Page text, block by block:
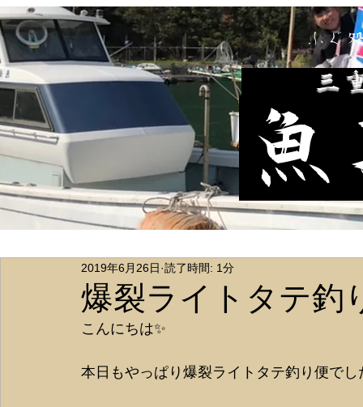
ふぐ
三重
爆裂ライトタテ釣
2019年6月26日 読了時間: 1分
こんにちは✨
本日もやっぱり爆裂ライトタテ釣り便でし